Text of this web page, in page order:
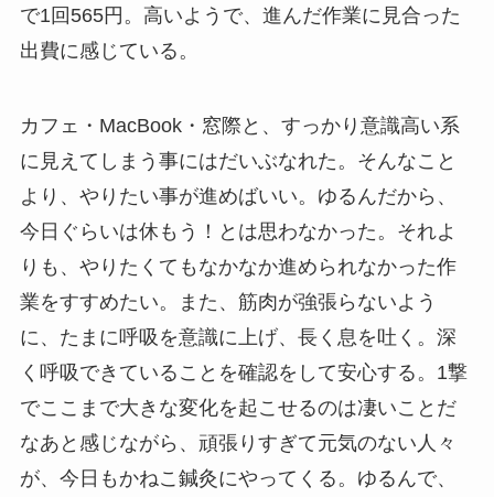
で1回565円。高いようで、進んだ作業に見合った
出費に感じている。
カフェ・MacBook・窓際と、すっかり意識高い系
に見えてしまう事にはだいぶなれた。そんなこと
より、やりたい事が進めばいい。ゆるんだから、
今日ぐらいは休もう！とは思わなかった。それよ
りも、やりたくてもなかなか進められなかった作
業をすすめたい。また、筋肉が強張らないよう
に、たまに呼吸を意識に上げ、長く息を吐く。深
く呼吸できていることを確認をして安心する。1撃
でここまで大きな変化を起こせるのは凄いことだ
なあと感じながら、頑張りすぎて元気のない人々
が、今日もかねこ鍼灸にやってくる。ゆるんで、